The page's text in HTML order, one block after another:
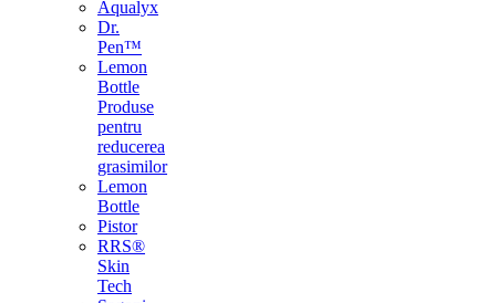
Aqualyx
Dr.
Pen™
Lemon
Bottle
Produse
pentru
reducerea
grasimilor
Lemon
Bottle
Pistor
RRS®
Skin
Tech